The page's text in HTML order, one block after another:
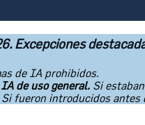
Excepciones
de IA prohibidos.
de uso general. Si
Si fueron introducidos antes